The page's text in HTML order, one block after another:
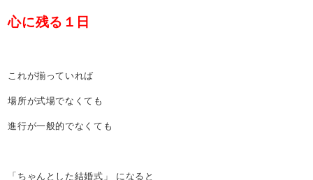
心に残る１日
これが揃っていれば
場所が式場でなくても
進行が一般的でなくても
「ちゃんとした結婚式」 になると